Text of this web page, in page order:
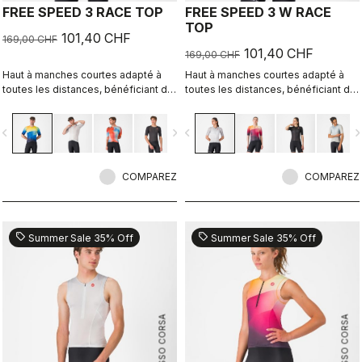
FREE SPEED 3 RACE TOP
169,00 CHF 101,40 CHF
Haut à manches courtes adapté à
toutes les distances, bénéficiant de
combinaison Free Sanremo 3 Short
Sleeve Suit.
navigate_next
COMPAREZ
FREE SPEED 3 W RACE
TOP
169,00 CHF 101,40 CHF
Haut à manches courtes adapté à
toutes les distances, bénéficiant de
combinaison Free Sanremo 3 W
Short Sleeve Suit.
navigate_before
COMPAREZ
ROSSO CORSA
sell Summer Sale 35% Off
ROSSO CORSA
sell Summer Sale 35% Off